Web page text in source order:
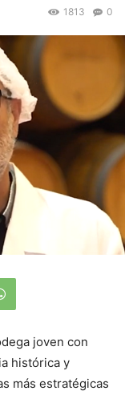
0
1813
joven con
histórica y
más estratégicas